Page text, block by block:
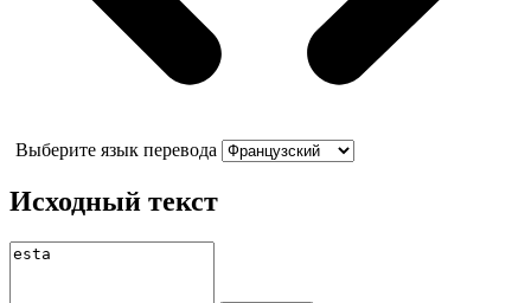
Выберите язык перевода
Исходный текст